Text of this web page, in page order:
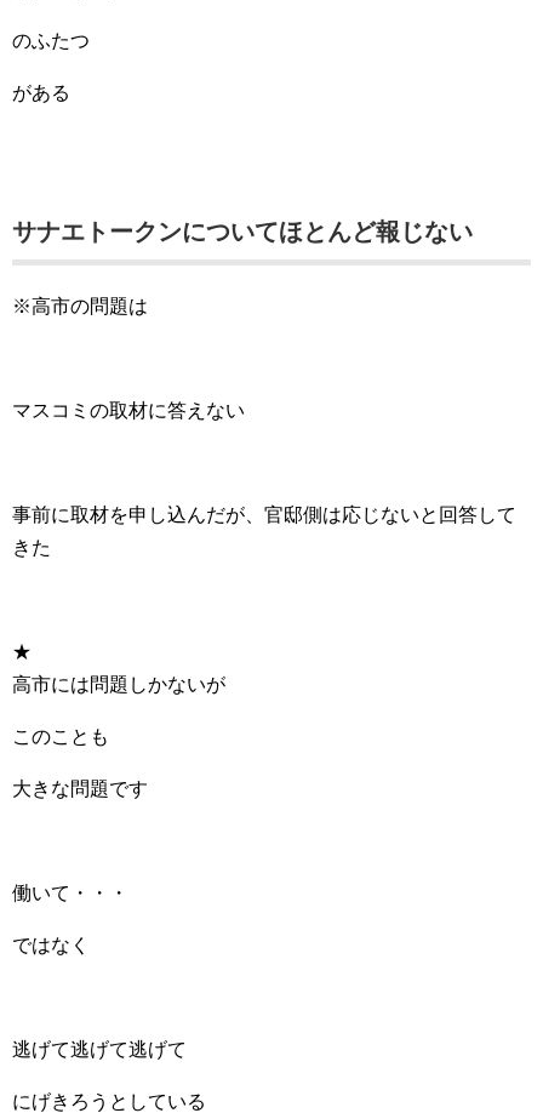
のふたつ
がある
サナエトークンについてほとんど報じない
※高市の問題は
マスコミの取材に答えない
事前に取材を申し込んだが、官邸側は応じないと回答して
きた
★
高市には問題しかないが
このことも
大きな問題です
働いて・・・
ではなく
逃げて逃げて逃げて
にげきろうとしている